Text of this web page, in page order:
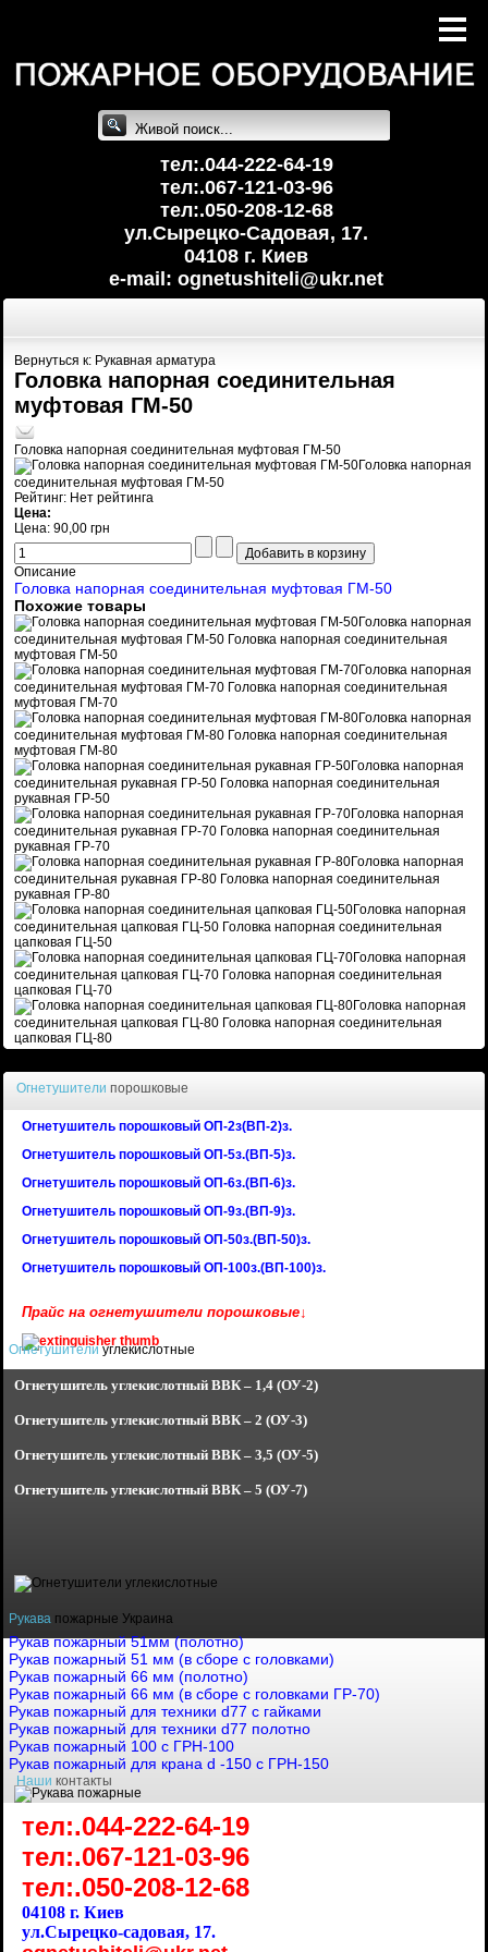
тел:.044-222-64-19
тел:.067-121-03-96
тел:.050-208-12-68
ул.Сырецко-Cадовая, 17.
04108 г. Киев
e-mail: ognetushiteli@ukr.net
Вернуться к: Рукавная арматура
Головка напорная соединительная
муфтовая ГМ-50
Головка напорная соединительная муфтовая ГМ-50
Головка напорная
соединительная муфтовая ГМ-50
Рейтинг: Нет рейтинга
Цена:
Цена: 90,00 грн
Описание
Головка напорная соединительная муфтовая ГМ-50
Похожие товары
Головка напорная
соединительная муфтовая ГМ-50 Головка напорная соединительная
муфтовая ГМ-50
Головка напорная
соединительная муфтовая ГМ-70 Головка напорная соединительная
муфтовая ГМ-70
Головка напорная
соединительная муфтовая ГМ-80 Головка напорная соединительная
муфтовая ГМ-80
Головка напорная
соединительная рукавная ГР-50 Головка напорная соединительная
рукавная ГР-50
Головка напорная
соединительная рукавная ГР-70 Головка напорная соединительная
рукавная ГР-70
Головка напорная
соединительная рукавная ГР-80 Головка напорная соединительная
рукавная ГР-80
Головка напорная
соединительная цапковая ГЦ-50 Головка напорная соединительная
цапковая ГЦ-50
Головка напорная
соединительная цапковая ГЦ-70 Головка напорная соединительная
цапковая ГЦ-70
Головка напорная
соединительная цапковая ГЦ-80 Головка напорная соединительная
цапковая ГЦ-80
Огнетушители порошковые
Огнетушитель порошковый ОП-2з(ВП-2)з.
Огнетушитель порошковый ОП-5з.(ВП-5)з.
Огнетушитель порошковый ОП-6з.(ВП-6)з.
Огнетушитель порошковый ОП-9з.(ВП-9)з.
Огнетушитель порошковый ОП-50з.(ВП-50)з.
Огнетушитель порошковый ОП-100з.(ВП-100)з.
Прайс на огнетушители порошковые↓
Огнетушителиуглекислотные
Огнетушитель углекислотный ВВК – 1,4 (ОУ-2)
Огнетушитель углекислотный ВВК – 2 (ОУ-3)
Огнетушитель углекислотный ВВК – 3,5 (ОУ-5)
Огнетушитель углекислотный ВВК – 5 (ОУ-7)
Рукава пожарные Украина
Рукав пожарный 51мм (полотно)
Рукав пожарный 51 мм (в сборе с головками)
Рукав пожарный 66 мм (полотно)
Рукав пожарный 66 мм (в сборе с головками ГР-70)
Рукав пожарный для техники d77 с гайками
Рукав пожарный для техники d77 полотно
Рукав пожарный 100 с ГРН-100
Рукав пожарный для крана d -150 с ГРН-150
Наши контакты
тел:.044-222-64-19
тел:.067-121-03-96
тел:.050-208-12-68
04108 г. Киев
ул.Сырецко-садовая, 17.